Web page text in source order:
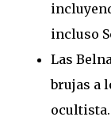
incluso
Las
brujas a
ocultista.